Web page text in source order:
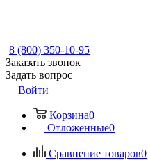
8 (800) 350-10-95
Заказать звонок
Задать вопрос
Войти
Корзина0
Отложенные0
Сравнение товаров0